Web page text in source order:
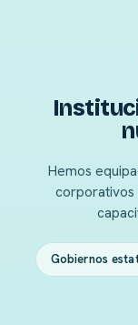
Hemos
Gobiernos